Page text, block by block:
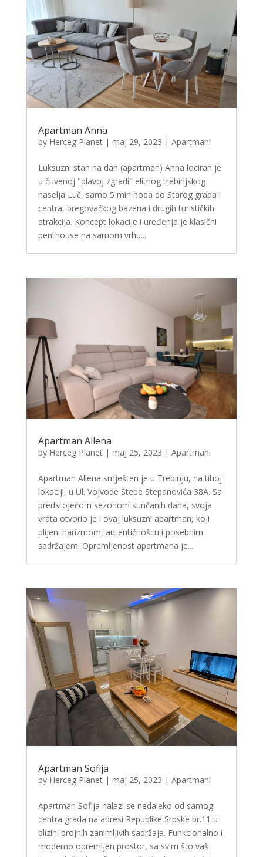
Apartman Anna
by Herceg Planet| maj 29, 2023 | Apartmani
Luksuzni stan na dan (apartman) Anna lociran je
u čuvenoj "plavoj zgradi" elitnog trebinjskog
naselja Luč, samo 5 min hoda do Starog grada i
centra, bregovačkog bazena i drugih turističkih
atrakcija. Koncept lokacije i uređenja je klasični
penthouse na samom vrhu...
Apartman Allena
by Herceg Planet| maj 25, 2023 | Apartmani
Apartman Allena smješten je u Trebinju, na tihoj
lokaciji, u Ul. Vojvode Stepe Stepanovića 38A. Sa
predstojećom sezonom sunčanih dana, svoja
vrata otvorio je i ovaj luksuzni apartman, koji
plijeni harizmom, autentičnošcu i posebnim
sadržajem. Opremljenost apartmana je...
Apartman Sofija
by Herceg Planet| maj 25, 2023 | Apartmani
Apartman Sofija nalazi se nedaleko od samog
centra grada na adresi Republike Srpske br.11 u
blizini brojnih zanimljivih sadržaja. Funkcionalno i
moderno opremljen prostor, sa svim što vaš